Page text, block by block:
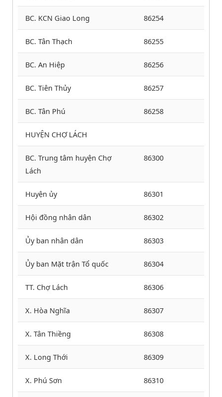
BC. KCN Giao Long 86254
BC. Tân Thạch 86255
BC. An Hiệp 86256
BC. Tiên Thủy 86257
BC. Tân Phú 86258
HUYỆN CHỢ LÁCH
BC. Trung tâm huyện Chợ
Lách
86300
Huyện ủy 86301
Hội đồng nhân dân 86302
Ủy ban nhân dân 86303
Ủy ban Mặt trận Tổ quốc 86304
TT. Chợ Lách 86306
X. Hòa Nghĩa 86307
X. Tân Thiềng 86308
X. Long Thới 86309
X. Phú Sơn 86310